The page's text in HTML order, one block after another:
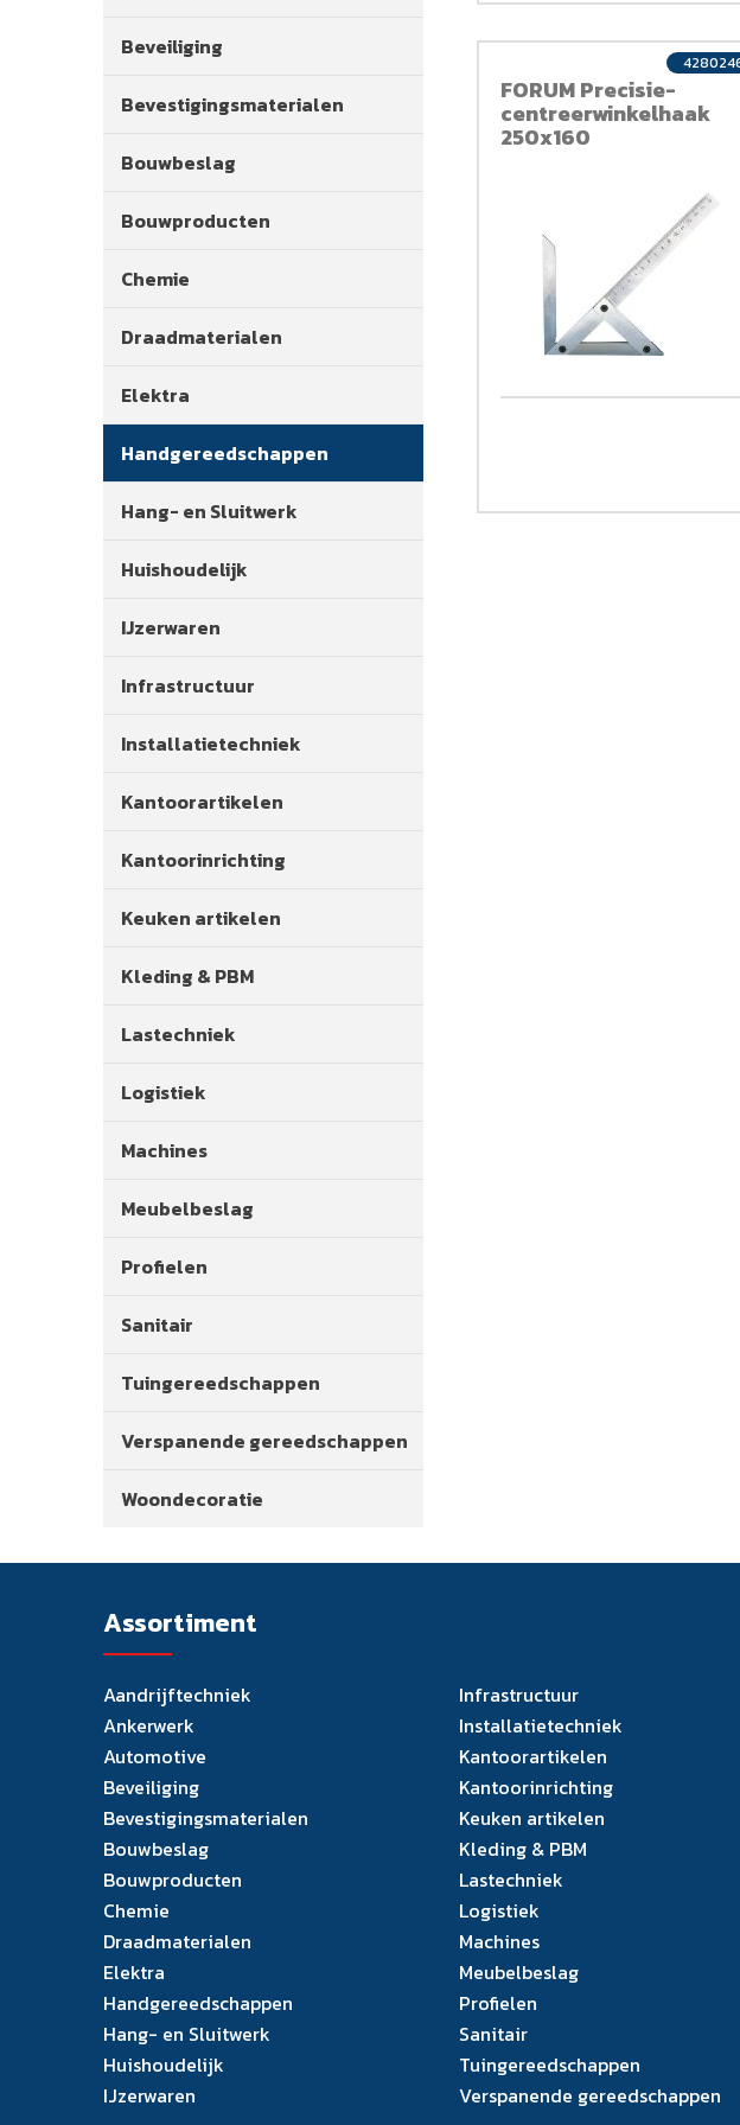
Beveiliging
Bevestigingsmaterialen
Bouwbeslag
Bouwproducten
Chemie
Draadmaterialen
Elektra
Handgereedschappen
Hang- en Sluitwerk
Huishoudelijk
IJzerwaren
Infrastructuur
Installatietechniek
Kantoorartikelen
Kantoorinrichting
Keuken artikelen
Kleding & PBM
Lastechniek
Logistiek
Machines
Meubelbeslag
Profielen
Sanitair
Tuingereedschappen
Verspanende gereedschappen
Woondecoratie
FORUM Precisie-
centreerwinkelhaak
250x160
Assortiment
Aandrijftechniek
Ankerwerk
Automotive
Beveiliging
Bevestigingsmaterialen
Bouwbeslag
Bouwproducten
Chemie
Draadmaterialen
Elektra
Handgereedschappen
Hang- en Sluitwerk
Huishoudelijk
IJzerwaren
Infrastructuur
Installatietechniek
Kantoorartikelen
Kantoorinrichting
Keuken artikelen
Kleding & PBM
Lastechniek
Logistiek
Machines
Meubelbeslag
Profielen
Sanitair
Tuingereedschappen
Verspanende gereedschappen